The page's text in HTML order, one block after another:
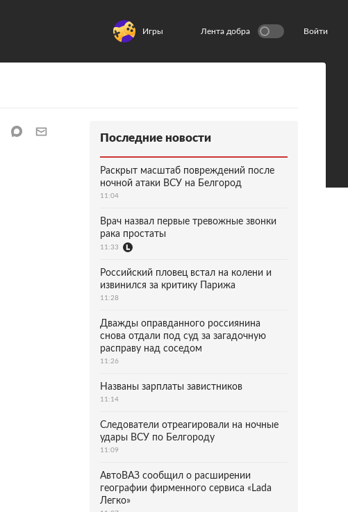
Игры Лента добра Войти
Последние новости
Раскрыт масштаб повреждений после
ночной атаки ВСУ на Белгород
11:04
Врач назвал первые тревожные звонки
рака простаты
11:33
Российский пловец встал на колени и
извинился за критику Парижа
11:28
Дважды оправданного россиянина
снова отдали под суд за загадочную
расправу над соседом
11:26
Названы зарплаты завистников
11:14
Следователи отреагировали на ночные
удары ВСУ по Белгороду
11:09
АвтоВАЗ сообщил о расширении
географии фирменного сервиса «Lada
Легко»